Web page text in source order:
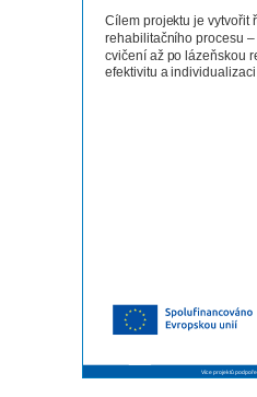
Cílem projektu je vytvořit
rehabilitačního procesu
cvičení až po lázeňskou
efektivitu a
Více projektů